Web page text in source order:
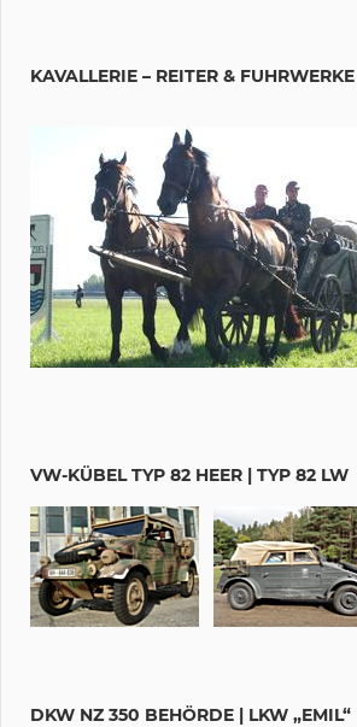
KAVALLERIE – REITER & FUHRWERKE
VW-KÜBEL TYP 82 HEER | TYP 82 LW
DKW NZ 350 BEHÖRDE | LKW „EMIL“